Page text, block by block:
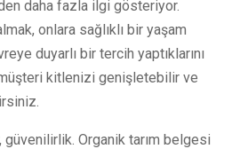
daha fazla ilgi gösteriyor.
onlara sağlıklı bir yaşam
duyarlı bir tercih yaptıklarını
kitlenizi genişletebilir ve
Organik tarım belgesi